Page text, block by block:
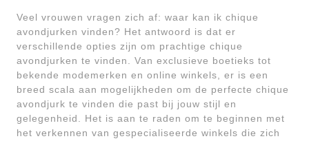
Veel vrouwen vragen zich af: waar kan ik chique
avondjurken vinden? Het antwoord is dat er
verschillende opties zijn om prachtige chique
avondjurken te vinden. Van exclusieve boetieks tot
bekende modemerken en online winkels, er is een
breed scala aan mogelijkheden om de perfecte chique
avondjurk te vinden die past bij jouw stijl en
gelegenheid. Het is aan te raden om te beginnen met
het verkennen van gespecialiseerde winkels die zich